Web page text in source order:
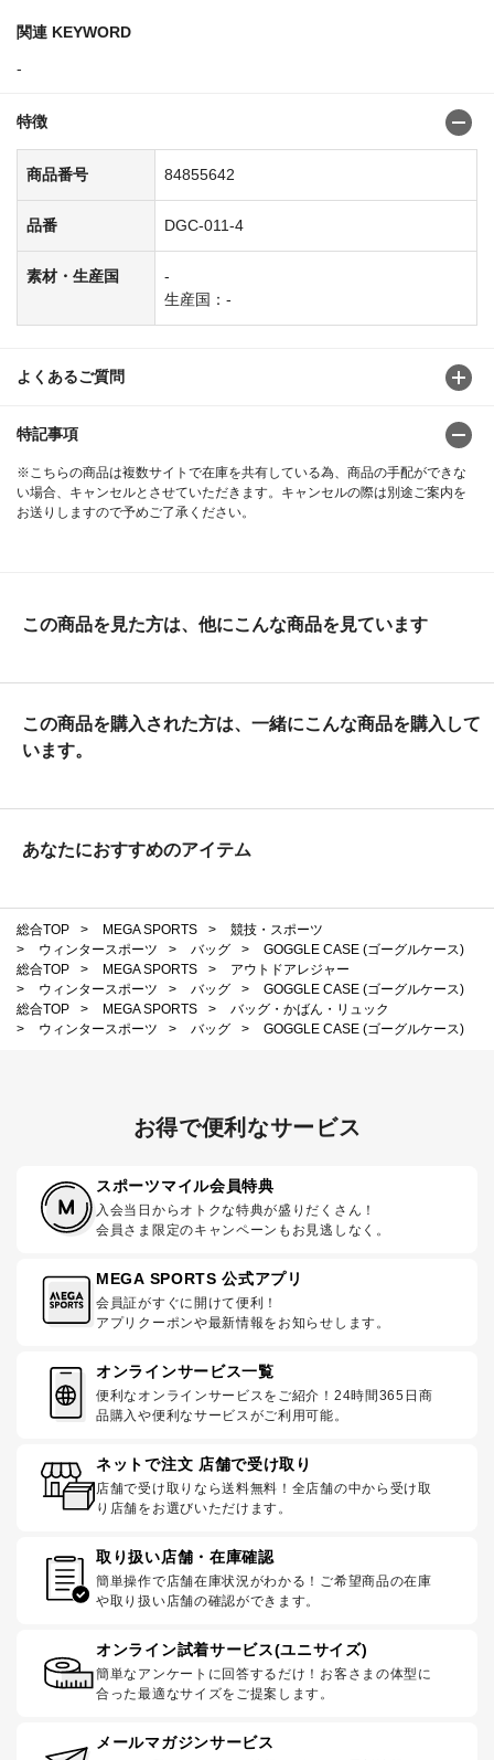
関連 KEYWORD
-
特徴
商品番号 84855642
品番 DGC-011-4
素材・生産国
-
生産国：-
よくあるご質問
特記事項
※こちらの商品は複数サイトで在庫を共有している為、商品の手配ができな
い場合、キャンセルとさせていただきます。キャンセルの際は別途ご案内を
お送りしますので予めご了承ください。
この商品を見た方は、他にこんな商品を見ています
この商品を購入された方は、一緒にこんな商品を購入して
います。
あなたにおすすめのアイテム
総合TOP > MEGA SPORTS >
競技・スポーツ
>
ウィンタースポーツ > バッグ >
GOGGLE CASE (ゴーグルケース)
総合TOP
> MEGA SPORTS >
アウトドアレジャー
>
ウィンタースポーツ > バッグ >
GOGGLE CASE (ゴーグルケース)
総合TOP
> MEGA SPORTS >
バッグ・かばん・リュック
>
ウィンタースポーツ > バッグ > GOGGLE CASE (ゴーグルケース)
お得で便利なサービス
スポーツマイル会員特典
入会当日からオトクな特典が盛りだくさん！
会員さま限定のキャンペーンもお見逃しなく。
MEGA SPORTS 公式アプリ
会員証がすぐに開けて便利！
アプリクーポンや最新情報をお知らせします。
オンラインサービス一覧
便利なオンラインサービスをご紹介！24時間365日商
品購入や便利なサービスがご利用可能。
ネットで注文 店舗で受け取り
店舗で受け取りなら送料無料！全店舗の中から受け取
り店舗をお選びいただけます。
取り扱い店舗・在庫確認
簡単操作で店舗在庫状況がわかる！ご希望商品の在庫
や取り扱い店舗の確認ができます。
オンライン試着サービス(ユニサイズ)
簡単なアンケートに回答するだけ！お客さまの体型に
合った最適なサイズをご提案します。
メールマガジンサービス